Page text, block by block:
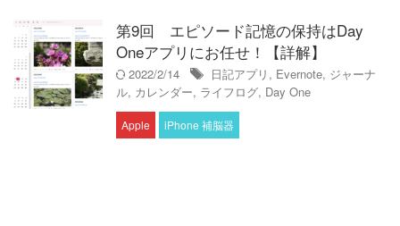
第9回 エピソード記憶の保持はDay
Oneアプリにお任せ！【詳解】
2022/2/14 日記アプリ , Evernote, ジャーナ
ル, カレンダー, ライフログ, Day One
Apple iPhone 補脳器